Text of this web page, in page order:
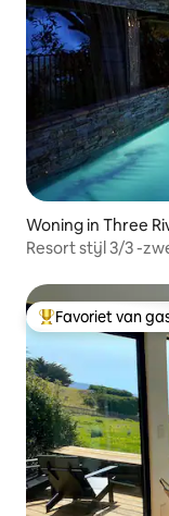
Woning in Three
Resort stijl 3/3 -
Topfavoriet van
Favoriet van